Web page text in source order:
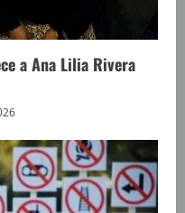
a Ana Lilia Rivera